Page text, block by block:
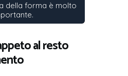
della forma è molto
al resto